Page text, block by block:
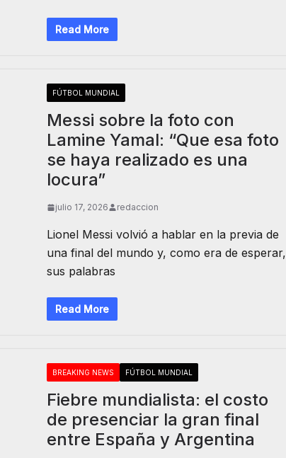
Read More
FÚTBOL MUNDIAL
Messi sobre la foto con
Lamine Yamal: “Que esa foto
se haya realizado es una
locura”
julio 17, 2026 redaccion
Lionel Messi volvió a hablar en la previa de
una final del mundo y, como era de esperar,
sus palabras
Read More
BREAKING NEWS FÚTBOL MUNDIAL
Fiebre mundialista: el costo
de presenciar la gran final
entre España y Argentina